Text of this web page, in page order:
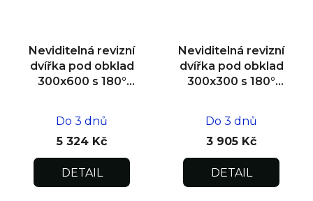
Neviditelná revizní
dvířka pod obklad
300x600 s 180°
Do 3 dnů
5 324 Kč
DETAIL
Neviditelná revizní
dvířka pod obklad
300x300 s 180°
Do 3 dnů
3 905 Kč
DETAIL